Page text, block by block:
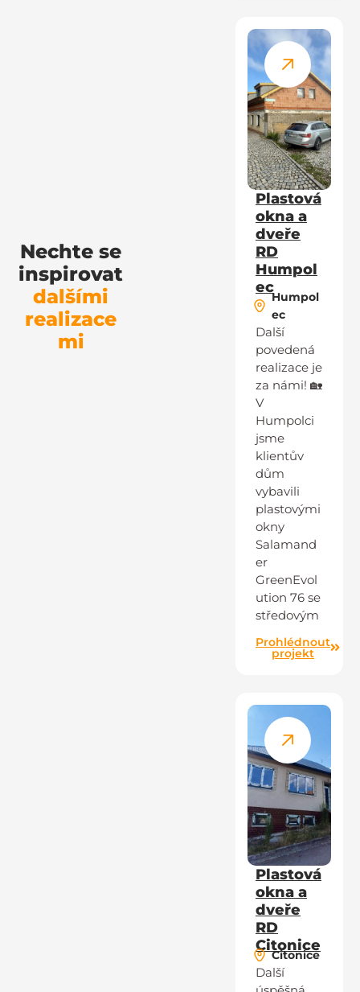
Nechte se
inspirovat
dalšími
realizace
mi
Plastová
okna a
dveře
RD
Humpol
ec
Humpol
ec
Další
povedená
realizace je
za námi! 🏡
V
Humpolci
jsme
klientův
dům
vybavili
plastovými
okny
Salamand
er
GreenEvol
ution 76 se
středovým
Prohlédnout
projekt
Plastová
okna a
dveře
RD
Citonice
Citonice
Další